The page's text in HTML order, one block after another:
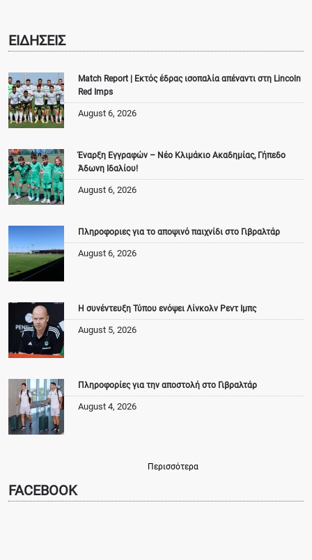
ΕΙΔΗΣΕΙΣ
Match Report | Εκτός έδρας ισοπαλία απέναντι στη Lincoln
Red Imps
August 6, 2026
Έναρξη Εγγραφών – Νέο Κλιμάκιο Ακαδημίας, Γήπεδο
Άδωνη Ιδαλίου!
August 6, 2026
Πληροφοριες για το αποψινό παιχνίδι στο Γιβραλτάρ
August 6, 2026
Η συνέντευξη Τύπου ενόψει Λίνκολν Ρεντ Ιμπς
August 5, 2026
Πληροφορίες για την αποστολή στο Γιβραλτάρ
August 4, 2026
Περισσότερα
FACEBOOK